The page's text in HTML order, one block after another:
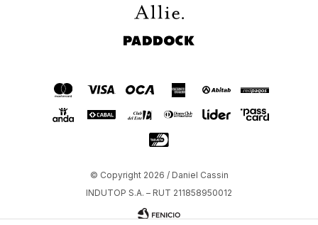
Allie
Paddock
© Copyright 2026 / Daniel Cassin
INDUTOP S.A. – RUT 211858950012